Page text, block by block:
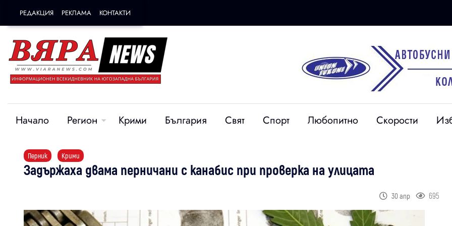
РЕДАКЦИЯ РЕКЛАМА КОНТАКТИ
Начало Регион Крими България Свят Спорт Любопитно Скорости
Перник Крими
Задържаха двама перничани с канабис при проверка на улицата
30 апр 695